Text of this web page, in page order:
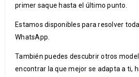
primer saque hasta el último punto.
Estamos disponibles para resolver
WhatsApp.
También puedes descubrir otros
encontrar la que mejor se adapta a ti,